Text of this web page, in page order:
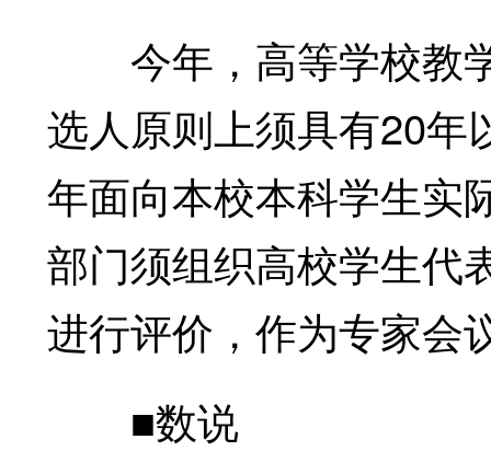
今年，高等学校教
选人原则上须具有20年
年面向本校本科学生实
部门须组织高校学生代
进行评价，作为专家会
■数说